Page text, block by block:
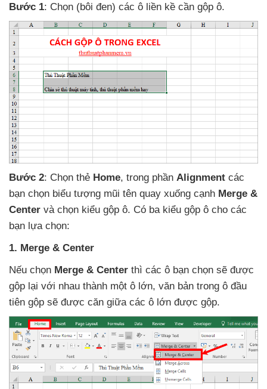
Bước 1: Chọn (bôi đen) các ô liền kề cần gộp ô.
Bước 2: Chọn thẻ Home, trong phần Alignment các
bạn chọn biểu tượng mũi tên quay xuống cạnh Merge &
Center và chọn kiểu gộp ô. Có ba kiểu gộp ô cho các
bạn lựa chọn:
1. Merge & Center
Nếu chọn Merge & Center thì các ô bạn chọn sẽ được
gộp lại với nhau thành một ô lớn, văn bản trong ô đầu
tiên gộp sẽ được căn giữa các ô lớn được gộp.